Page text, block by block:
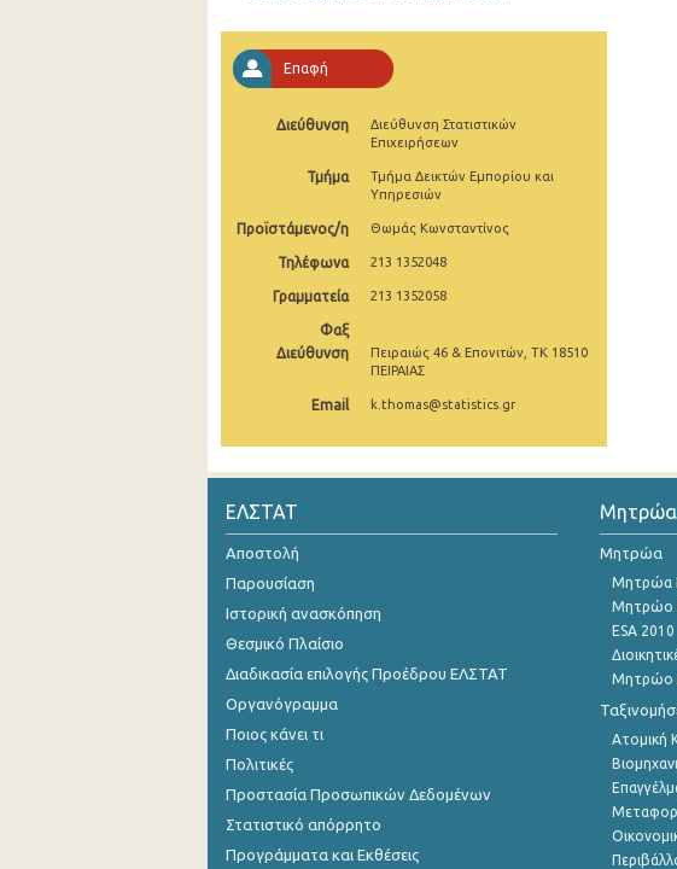
2o Τρίμηνο 2022
3o Τρίμηνο 2021
2o Τρίμηνο 2021
1o Τρίμηνο 2021
4o Τρίμηνο 2020
3o Τρίμηνο 2020
4o Τρίμηνο 2019
3o Τρίμηνο 2019
2o Τρίμηνο 2019
1o Τρίμηνο 2019
4o Τρίμηνο 2018
2o Τρίμηνο 2018
1o Τρίμηνο 2018
4o Τρίμηνο 2017
Επαφή
Διεύθυνση
Διεύθυνση Στατιστικών
Επιχειρήσεων
Τμήμα
Τμήμα Δεικτών Εμπορίου και
Υπηρεσιών
Προϊστάμενος/η Θωμάς Κωνσταντίνος
Τηλέφωνα 213 1352048
Γραμματεία 213 1352058
Φαξ
Διεύθυνση
Πειραιώς 46 & Επονιτών, ΤΚ 18510
ΠΕΙΡΑΙΑΣ
Email k.thomas@statistics.gr
ΕΛΣΤΑΤ
Αποστολή
Παρουσίαση
Ιστορική ανασκόπηση
Θεσμικό Πλαίσιο
Διαδικασία επιλογής Προέδρου ΕΛΣΤΑΤ
Οργανόγραμμα
Ποιος κάνει τι
Πολιτικές
Προστασία Προσωπικών Δεδομένων
Στατιστικό απόρρητο
Προγράμματα και Εκθέσεις
Μητρώα
Μητρώα
Μητρώα
Μητρώο
ESA 2010
Μητρώο
Ατομική